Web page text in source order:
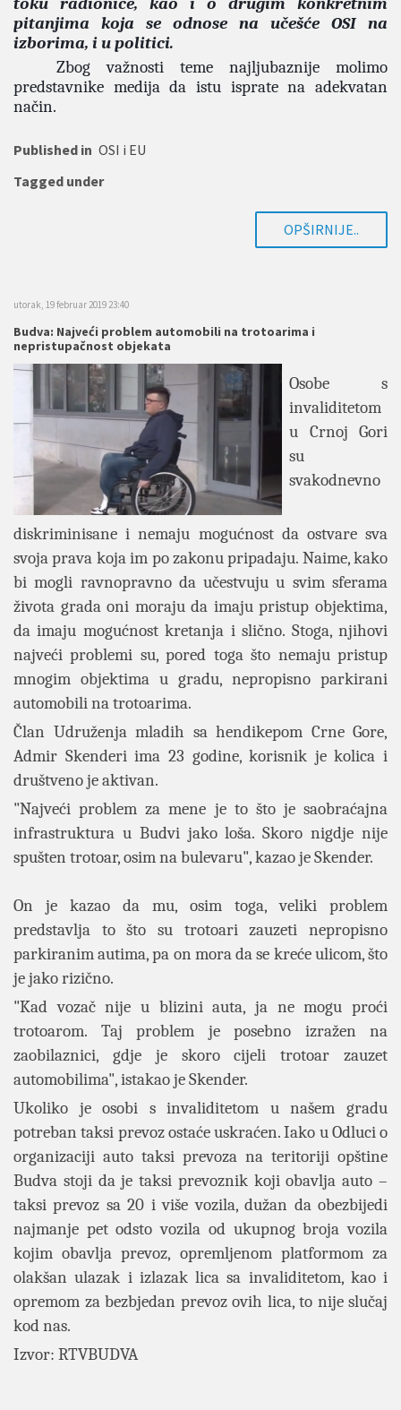
pitanjima koja se odnose na učešće OSI na
izborima, i u politici.
Zbog važnosti teme najljubaznije molimo
predstavnike medija da istu isprate na adekvatan
način.
Published in OSI i EU
Tagged under
OPŠIRNIJE..
utorak, 19 februar 2019 23:40
Budva: Najveći problem automobili na trotoarima i
nepristupačnost objekata
Osobe s
invaliditetom
u Crnoj Gori
su
svakodnevno
diskriminisane i nemaju mogućnost da ostvare sva
svoja prava koja im po zakonu pripadaju. Naime, kako
bi mogli ravnopravno da učestvuju u svim sferama
života grada oni moraju da imaju pristup objektima,
da imaju mogućnost kretanja i slično. Stoga, njihovi
najveći problemi su, pored toga što nemaju pristup
mnogim objektima u gradu, nepropisno parkirani
automobili na trotoarima.
Član Udruženja mladih sa hendikepom Crne Gore,
Admir Skenderi ima 23 godine, korisnik je kolica i
društveno je aktivan.
"Najveći problem za mene je to što je saobraćajna
infrastruktura u Budvi jako loša. Skoro nigdje nije
spušten trotoar, osim na bulevaru", kazao je Skender.
On je kazao da mu, osim toga, veliki problem
predstavlja to što su trotoari zauzeti nepropisno
parkiranim autima, pa on mora da se kreće ulicom, što
je jako rizično.
"Kad vozač nije u blizini auta, ja ne mogu proći
trotoarom. Taj problem je posebno izražen na
zaobilaznici, gdje je skoro cijeli trotoar zauzet
automobilima", istakao je Skender.
Ukoliko je osobi s invaliditetom u našem gradu
potreban taksi prevoz ostaće uskraćen. Iako u Odluci o
organizaciji auto taksi prevoza na teritoriji opštine
Budva stoji da je taksi prevoznik koji obavlja auto –
taksi prevoz sa 20 i više vozila, dužan da obezbijedi
najmanje pet odsto vozila od ukupnog broja vozila
kojim obavlja prevoz, opremljenom platformom za
olakšan ulazak i izlazak lica sa invaliditetom, kao i
opremom za bezbjedan prevoz ovih lica, to nije slučaj
kod nas.
Izvor: RTVBUDVA